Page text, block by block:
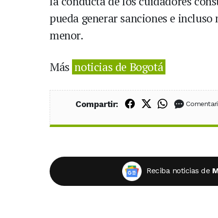
pueda generar sanciones e
menor.
Más noticias de Bogotá
Compartir: Compartir en
Compartir en
Compartir
Reciba noticias de